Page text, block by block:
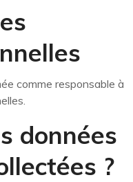
comme responsable à
données
?